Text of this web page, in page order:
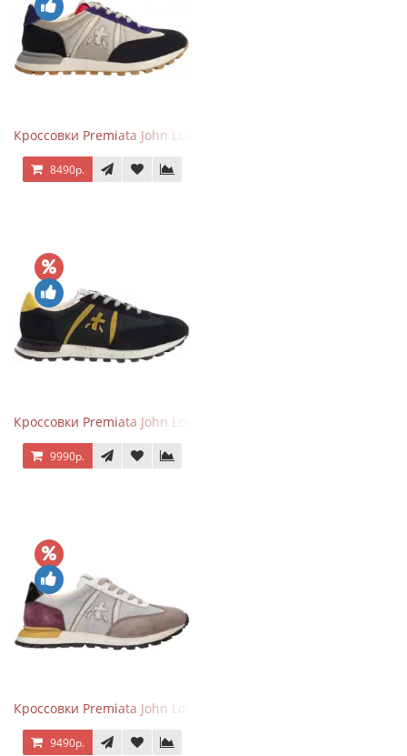
Кроссовки Premiata John Low черные с серым
8490р.
Кроссовки Premiata John Low черные с желтым
9990р.
Кроссовки Premiata John Low Gray Brown Purple
9490р.